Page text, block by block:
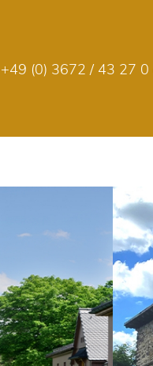
+49 (0) 3672 / 43 27 0